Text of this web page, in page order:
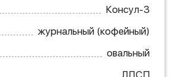
Консул-3
журнальный (кофейный)
овальный
ЛДСП